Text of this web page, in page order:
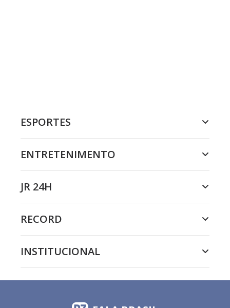
ESPORTES
ENTRETENIMENTO
JR 24H
RECORD
INSTITUCIONAL